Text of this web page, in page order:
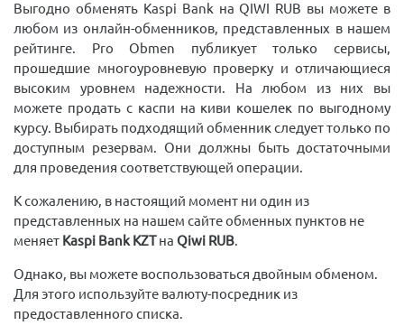
Выгодно обменять Kaspi Bank на QIWI RUB вы можете в
любом из онлайн-обменников, представленных в нашем
рейтинге. Pro Obmen публикует только сервисы,
прошедшие многоуровневую проверку и отличающиеся
высоким уровнем надежности. На любом из них вы
можете продать с каспи на киви кошелек по выгодному
курсу. Выбирать подходящий обменник следует только по
доступным резервам. Они должны быть достаточными
для проведения соответствующей операции.
К сожалению, в настоящий момент ни один из
представленных на нашем сайте обменных пунктов не
меняет Kaspi Bank KZTна Qiwi RUB.
Однако, вы можете воспользоваться двойным обменом.
Для этого используйте валюту-посредник из
предоставленного списка.